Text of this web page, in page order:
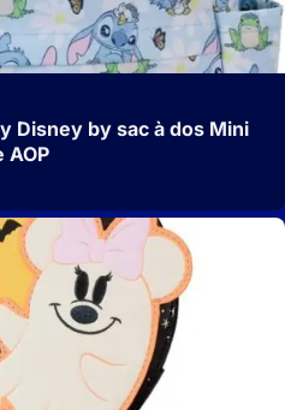
Disney by sac à dos Mini
AOP